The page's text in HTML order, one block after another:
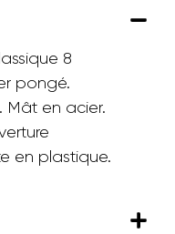
8
pongé.
Mât en acier.
en plastique.